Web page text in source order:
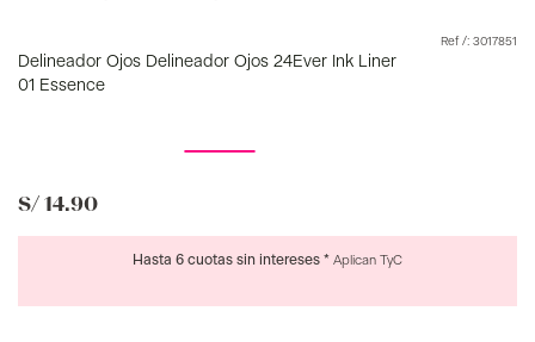
: 3017851
Delineador Ojos Delineador Ojos 24Ever Ink Liner
01 Essence
S/ 14.90
Hasta 6 cuotas sin intereses * Aplican TyC